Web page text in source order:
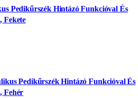
Pedikűrszék Hintázó Funkcióval És
Fekete
Pedikűrszék Hintázó Funkcióval És
Fehér